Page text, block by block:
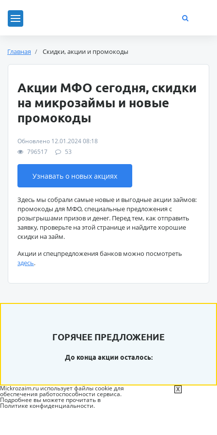
Главная Скидки, акции и промокоды
Акции МФО сегодня, скидки
на микрозаймы и новые
промокоды
Обновлено 12.01.2024 08:18
796517
53
Узнавать о новых акциях
Здесь мы собрали самые новые и выгодные акции займов:
промокоды для МФО, специальные предложения с
розыгрышами призов и денег. Перед тем, как отправить
заявку, проверьте на этой странице и найдите хорошие
скидки на займ.
Акции и спецпредложения банков можно посмотреть
здесь.
ГОРЯЧЕЕ ПРЕДЛОЖЕНИЕ
До конца акции осталось:
Mickrozaim.ru использует файлы cookie для
обеспечения работоспособности сервиса.
Подробнее вы можете прочитать в
Политике конфиденциальности.
X